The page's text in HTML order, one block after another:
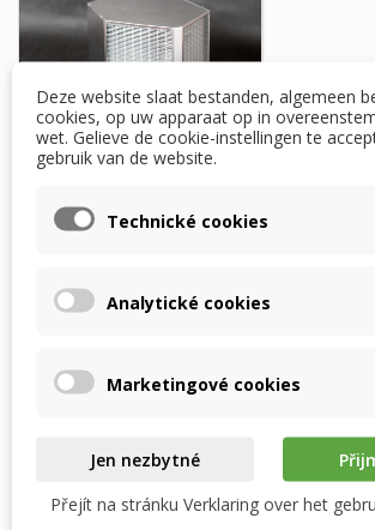
ATREA DUPLEX 280
ECV5 – RECUTECH
$ 491,85
In winkelwagen
Item 1-1 van 1 in totaal item(s)
Deze website slaat bestanden, algemeen
cookies, op uw apparaat op in
wet. Gelieve de cookie-instellingen te
gebruik van de website.
Technické cookies
Analytické cookies
Marketingové cookies
Jen nezbytné
Přejít na stránku Verklaring over het